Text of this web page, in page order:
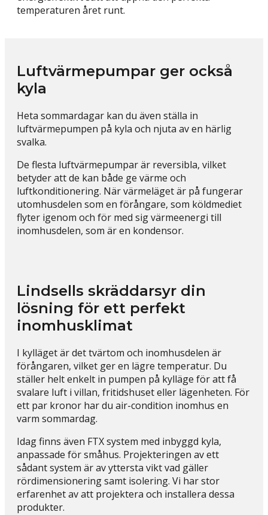
temperaturen året runt.
Luftvärmepumpar ger också
kyla
Heta sommardagar kan du även ställa in
luftvärmepumpen på kyla och njuta av en härlig
svalka.
De flesta luftvärmepumpar är reversibla, vilket
betyder att de kan både ge värme och
luftkonditionering. När värmeläget är på fungerar
utomhusdelen som en förångare, som köldmediet
flyter igenom och för med sig värmeenergi till
inomhusdelen, som är en kondensor.
Lindsells skräddarsyr din
lösning för ett perfekt
inomhusklimat
I kylläget är det tvärtom och inomhusdelen är
förångaren, vilket ger en lägre temperatur. Du
ställer helt enkelt in pumpen på kylläge för att få
svalare luft i villan, fritidshuset eller lägenheten. För
ett par kronor har du air-condition inomhus en
varm sommardag.
Idag finns även FTX system med inbyggd kyla,
anpassade för småhus. Projekteringen av ett
sådant system är av yttersta vikt vad gäller
rördimensionering samt isolering. Vi har stor
erfarenhet av att projektera och installera dessa
produkter.